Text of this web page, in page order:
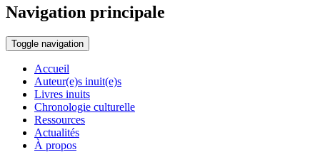
Navigation principale
Toggle navigation
Accueil
Auteur(e)s inuit(e)s
Livres inuits
Chronologie culturelle
Ressources
Actualités
À propos